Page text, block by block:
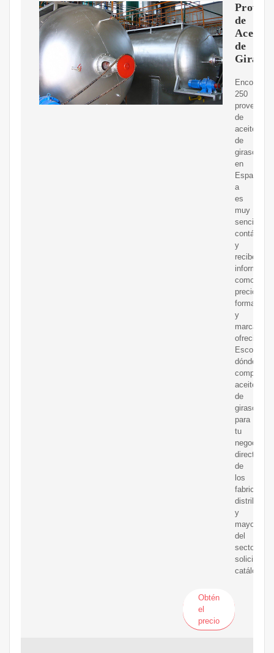
de
Aceite
de
Girasol
Encontrar
250
de
aceite
de
girasol
en
Espa?
a
es
muy
sencillo:
y
recibe
como
precios,
formatos
y
marcas
ofrecidas.
Escoge
dónde
comprar
aceite
de
girasol
para
tu
negocio
de
los
y
mayoristas
del
sector
solicitando
catálogo...
Obtén
el
precio